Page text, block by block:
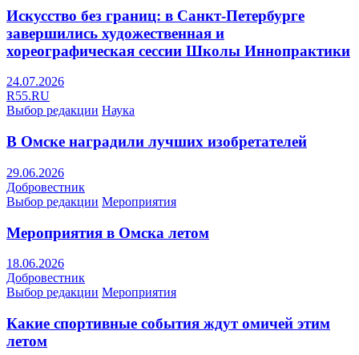
Искусство без границ: в Санкт-Петербурге
завершились художественная и
хореографическая сессии Школы Иннопрактики
24.07.2026
R55.RU
Выбор редакции Наука
В Омске наградили лучших изобретателей
29.06.2026
Добровестник
Выбор редакции Мероприятия
Мероприятия в Омска летом
18.06.2026
Добровестник
Выбор редакции Мероприятия
Какие спортивные события ждут омичей этим
летом